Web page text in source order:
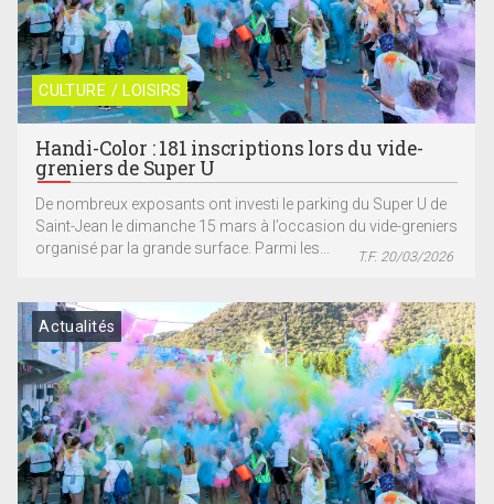
CULTURE / LOISIRS
Handi-Color : 181 inscriptions lors du vide-
greniers de Super U
De nombreux exposants ont investi le parking du Super U de
Saint-Jean le dimanche 15 mars à l’occasion du vide-greniers
organisé par la grande surface. Parmi les...
T.F. 20/03/2026
Actualités